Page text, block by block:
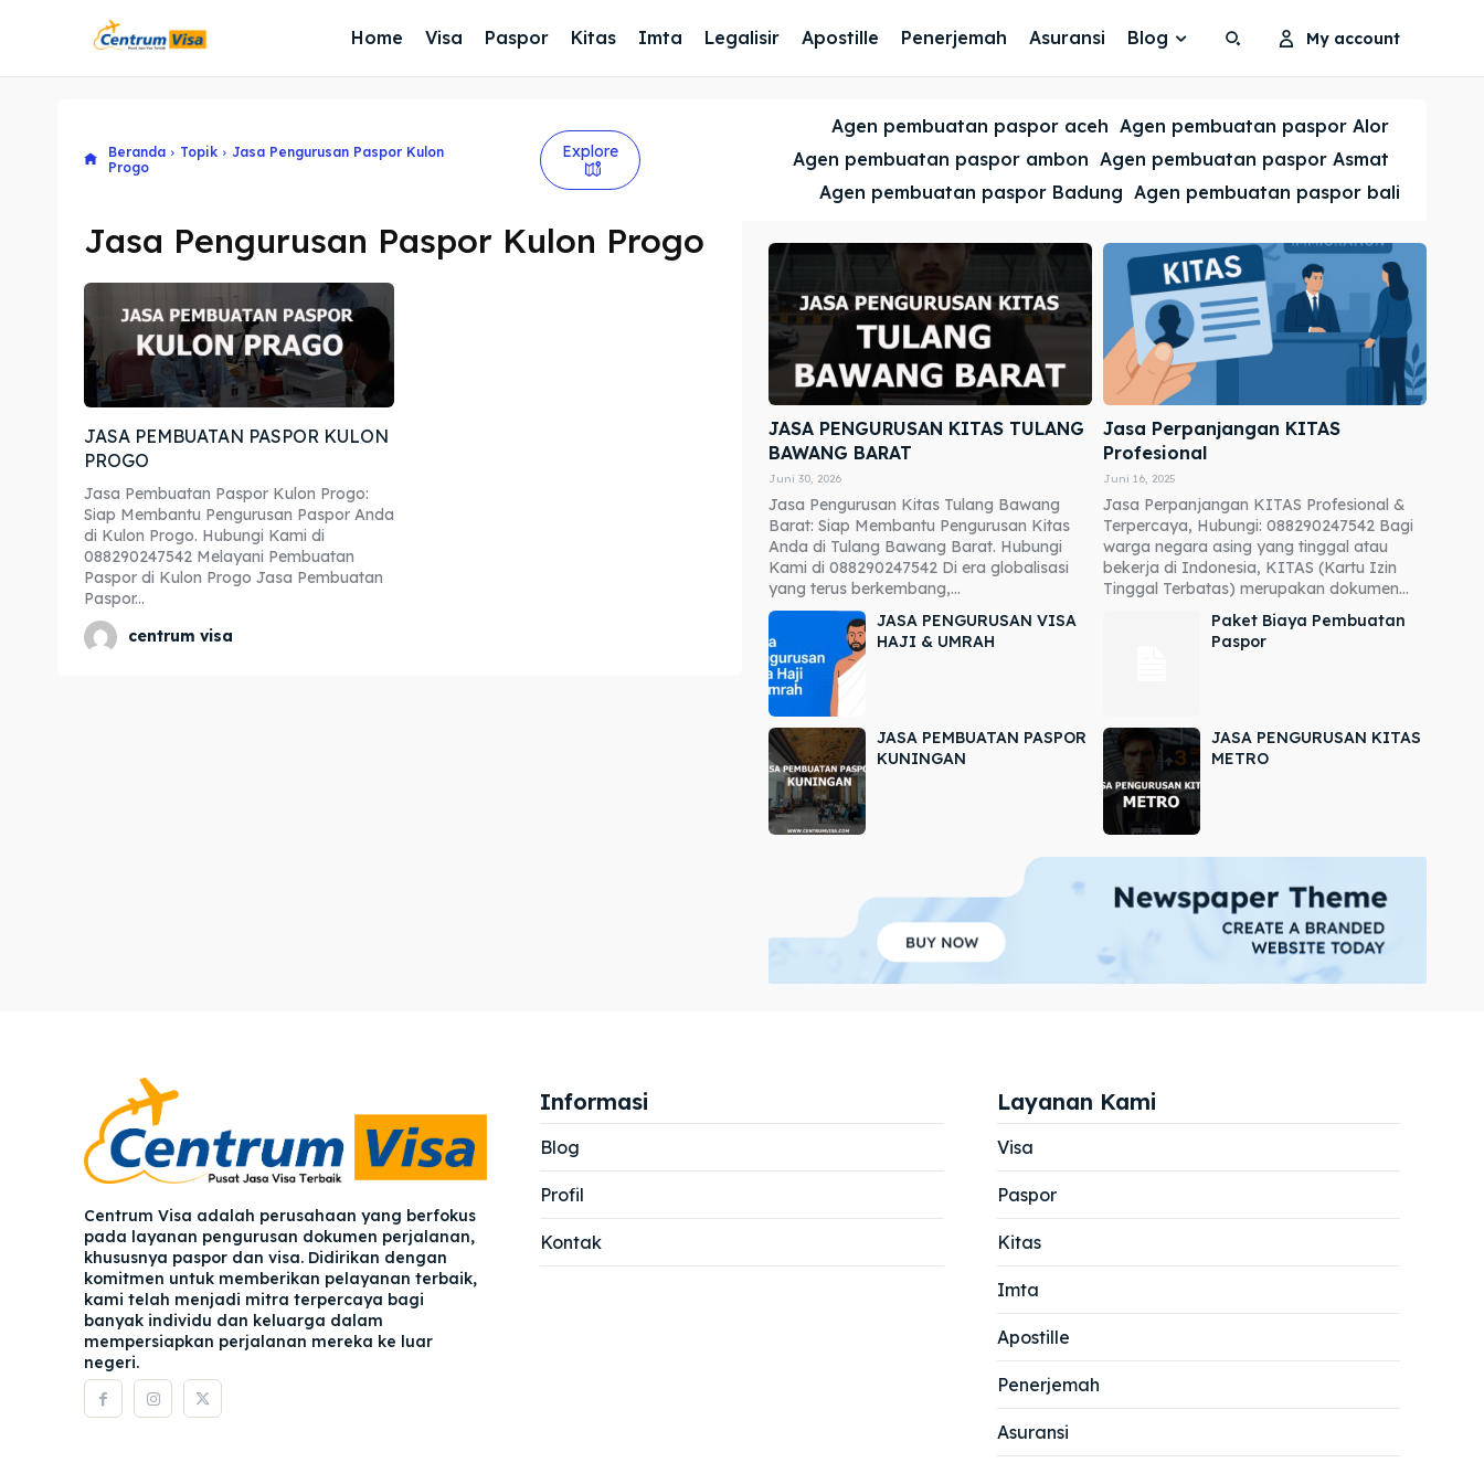
Explore our destinations
Blog
Cari
Explore our destinations
Blog
Cari
Home Visa Paspor Kitas Imta Legalisir Apostille Penerjemah Asuransi Blog My account
Beranda Topik
Jasa Pengurusan Paspor Kulon
Progo
Explore
Agen pembuatan paspor aceh Agen pembuatan paspor Alor
Agen pembuatan paspor ambon Agen pembuatan paspor Asmat
Agen pembuatan paspor Badung Agen pembuatan paspor bali
Jasa Pengurusan Paspor Kulon Progo
JASA PEMBUATAN PASPOR KULON
PROGO
Jasa Pembuatan Paspor Kulon Progo:
Siap Membantu Pengurusan Paspor Anda
di Kulon Progo. Hubungi Kami di
088290247542 Melayani Pembuatan
Paspor di Kulon Progo Jasa Pembuatan
Paspor...
centrum visa
JASA PENGURUSAN KITAS TULANG
BAWANG BARAT
Juni 30, 2026
Jasa Pengurusan Kitas Tulang Bawang
Barat: Siap Membantu Pengurusan Kitas
Anda di Tulang Bawang Barat. Hubungi
Kami di 088290247542 Di era globalisasi
yang terus berkembang,...
Jasa Perpanjangan KITAS
Profesional
Juni 16, 2025
Jasa Perpanjangan KITAS Profesional &
Terpercaya, Hubungi: 088290247542 Bagi
warga negara asing yang tinggal atau
bekerja di Indonesia, KITAS (Kartu Izin
Tinggal Terbatas) merupakan dokumen...
JASA PENGURUSAN VISA
HAJI & UMRAH
Paket Biaya Pembuatan
Paspor
JASA PEMBUATAN PASPOR
KUNINGAN
JASA PENGURUSAN KITAS
METRO
Centrum Visa adalah perusahaan yang berfokus
pada layanan pengurusan dokumen perjalanan,
khususnya paspor dan visa. Didirikan dengan
komitmen untuk memberikan pelayanan terbaik,
kami telah menjadi mitra terpercaya bagi
banyak individu dan keluarga dalam
mempersiapkan perjalanan mereka ke luar
negeri.
Informasi
Blog
Profil
Kontak
Layanan Kami
Visa
Paspor
Kitas
Imta
Apostille
Penerjemah
Asuransi